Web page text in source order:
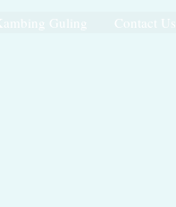
Guling Contact Us